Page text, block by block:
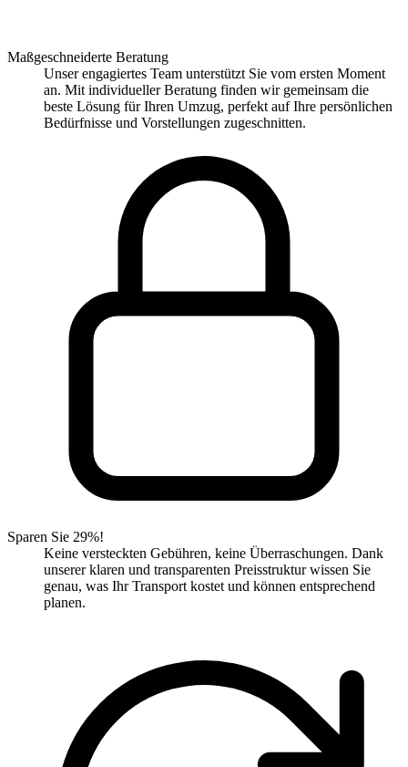
Maßgeschneiderte Beratung
Unser engagiertes Team unterstützt Sie vom ersten Moment
an. Mit individueller Beratung finden wir gemeinsam die
beste Lösung für Ihren Umzug, perfekt auf Ihre persönlichen
Bedürfnisse und Vorstellungen zugeschnitten.
Sparen Sie 29%!
Keine versteckten Gebühren, keine Überraschungen. Dank
unserer klaren und transparenten Preisstruktur wissen Sie
genau, was Ihr Transport kostet und können entsprechend
planen.